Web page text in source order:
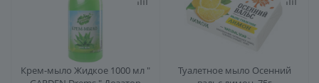
Крем-мыло Жидкое 1000 мл "
Туалетное мыло Осенний